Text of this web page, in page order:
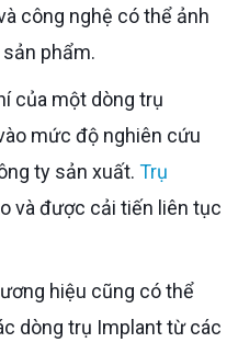
công nghệ có thể ảnh
phẩm.
mức độ nghiên cứu
ty sản xuất. Trụ
và được cải tiến liên tục
dòng trụ Implant từ các